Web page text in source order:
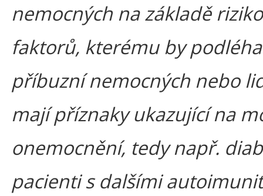
nemocných na základě
faktorů, kterému by
příbuzní nemocných nebo
mají příznaky ukazující na
onemocnění, tedy např.
pacienti s dalšími